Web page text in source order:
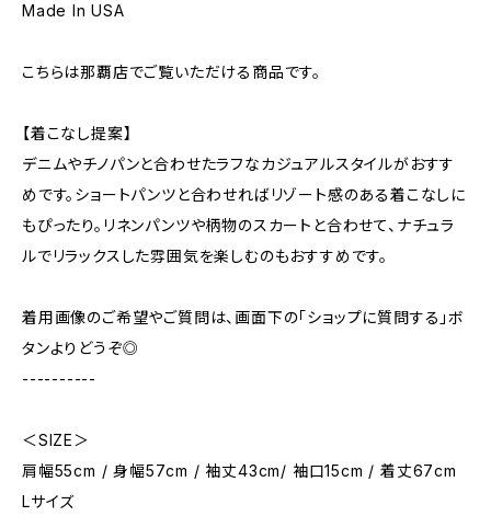
Made In USA
こちらは那覇店でご覧いただける商品です。
【着こなし提案】
デニムやチノパンと合わせたラフなカジュアルスタイルがおすす
めです。ショートパンツと合わせればリゾート感のある着こなしに
もぴったり。リネンパンツや柄物のスカートと合わせて、ナチュラ
ルでリラックスした雰囲気を楽しむのもおすすめです。
着用画像のご希望やご質問は、画面下の「ショップに質問する」ボ
タンよりどうぞ◎
----------
＜SIZE＞
肩幅55cm / 身幅57cm / 袖丈43cm/ 袖口15cm / 着丈67cm
Lサイズ